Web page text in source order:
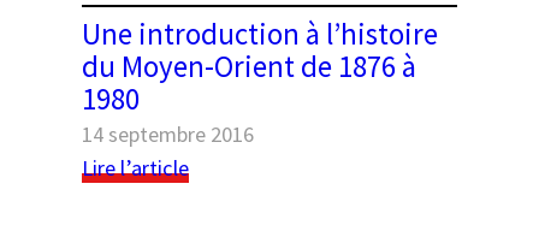
récentes
d’histoire
contemporaine
2016)
Une introduction à l’histoire
du Moyen-Orient de 1876 à
1980
14 septembre 2016
Lire l’article: